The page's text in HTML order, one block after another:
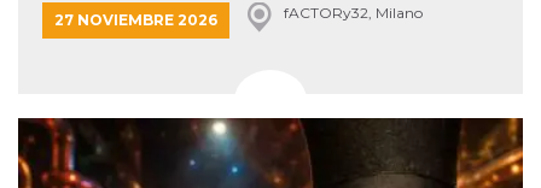
27 NOVIEMBRE 2026 fACTORy32, Milano